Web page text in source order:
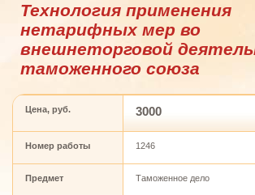
Технология применения
нетарифных мер во
внешнеторговой
таможенного союза
Цена, руб. 3000
Номер работы 1246
Предмет Таможенное дело